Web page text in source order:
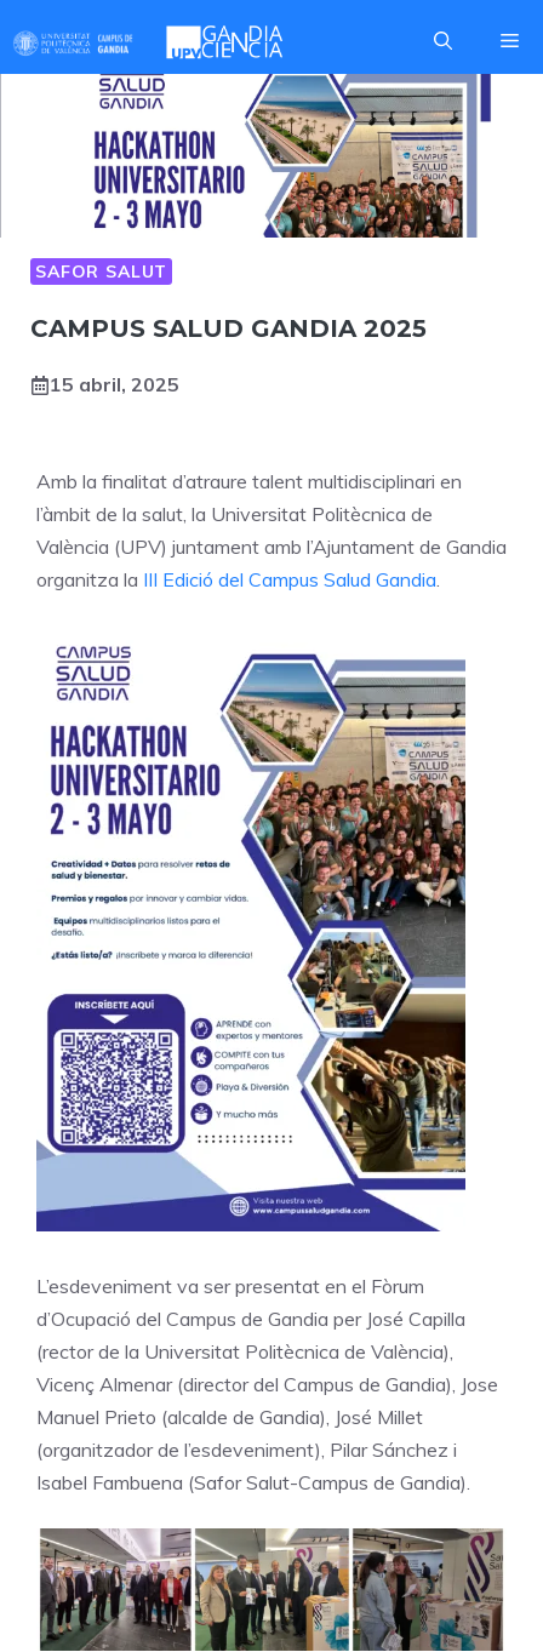
to
content
SAFOR SALUT
CAMPUS SALUD GANDIA 2025
15 abril, 2025
Amb la finalitat d’atraure talent multidisciplinari en
l’àmbit de la salut, la Universitat Politècnica de
València (UPV) juntament amb l’Ajuntament de Gandia
organitza la III Edició del Campus Salud Gandia
L’esdeveniment va ser presentat en el Fòrum
d’Ocupació del Campus de Gandia per José Capilla
(rector de la Universitat Politècnica de València),
Vicenç Almenar (director del Campus de Gandia), Jose
Manuel Prieto (alcalde de Gandia), José Millet
(organitzador de l’esdeveniment), Pilar Sánchez i
Isabel Fambuena (Safor Salut-Campus de Gandia).